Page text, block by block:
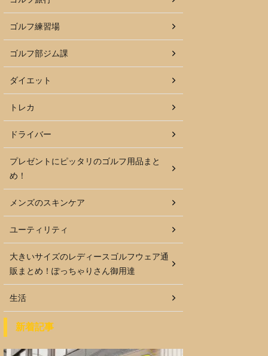
ゴルフ練習場
ゴルフ部ジム課
ダイエット
トレカ
ドライバー
プレゼントにピッタリのゴルフ用品まと
め！
メンズのスキンケア
ユーティリティ
大きいサイズのレディースゴルフウェア通
販まとめ！ぽっちゃりさん御用達
生活
新着記事